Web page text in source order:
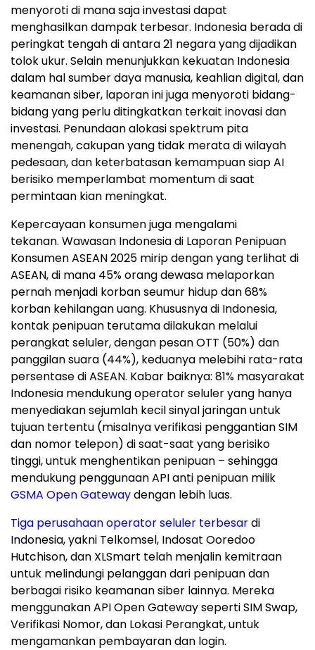
menyoroti di mana saja investasi dapat
menghasilkan dampak terbesar. Indonesia berada di
peringkat tengah di antara 21 negara yang dijadikan
tolok ukur. Selain menunjukkan kekuatan Indonesia
dalam hal sumber daya manusia, keahlian digital, dan
keamanan siber, laporan ini juga menyoroti bidang-
bidang yang perlu ditingkatkan terkait inovasi dan
investasi. Penundaan alokasi spektrum pita
menengah, cakupan yang tidak merata di wilayah
pedesaan, dan keterbatasan kemampuan siap AI
berisiko memperlambat momentum di saat
permintaan kian meningkat.
Kepercayaan konsumen juga mengalami
tekanan. Wawasan Indonesia di Laporan Penipuan
Konsumen ASEAN 2025 mirip dengan yang terlihat di
ASEAN, di mana 45% orang dewasa melaporkan
pernah menjadi korban seumur hidup dan 68%
korban kehilangan uang. Khususnya di Indonesia,
kontak penipuan terutama dilakukan melalui
perangkat seluler, dengan pesan OTT (50%) dan
panggilan suara (44%), keduanya melebihi rata-rata
persentase di ASEAN. Kabar baiknya: 81% masyarakat
Indonesia mendukung operator seluler yang hanya
menyediakan sejumlah kecil sinyal jaringan untuk
tujuan tertentu (misalnya verifikasi penggantian SIM
dan nomor telepon) di saat-saat yang berisiko
tinggi, untuk menghentikan penipuan – sehingga
mendukung penggunaan API anti penipuan milik
GSMA Open Gatewaydengan lebih luas.
Tiga perusahaan operator seluler terbesardi
Indonesia, yakni Telkomsel, Indosat Ooredoo
Hutchison, dan XLSmart telah menjalin kemitraan
untuk melindungi pelanggan dari penipuan dan
berbagai risiko keamanan siber lainnya. Mereka
menggunakan API Open Gateway seperti SIM Swap,
Verifikasi Nomor, dan Lokasi Perangkat, untuk
mengamankan pembayaran dan login.